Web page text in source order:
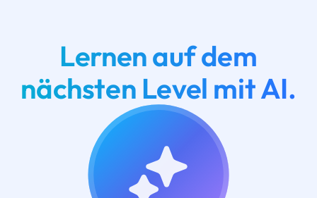
Lernen auf dem
nächsten Level mit AI.